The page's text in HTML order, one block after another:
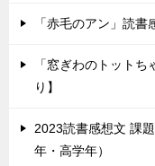
「赤毛のアン」読
「窓ぎわのトット
り】
2023読書感想文 課
年・高学年）